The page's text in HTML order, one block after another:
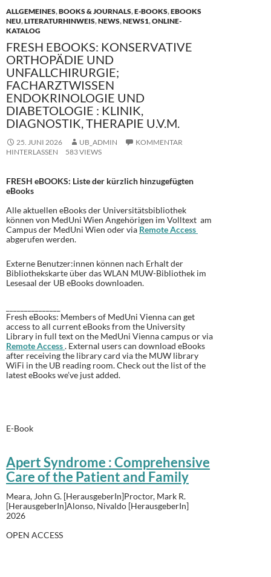
k
ALLGEMEINES,BOOKS & JOURNALS,E-BOOKS,EBOOKS
NEU,LITERATURHINWEIS,NEWS,NEWS1,ONLINE-
KATALOG
FRESH EBOOKS: KONSERVATIVE
ORTHOPÄDIE UND
UNFALLCHIRURGIE;
FACHARZTWISSEN
ENDOKRINOLOGIE UND
DIABETOLOGIE : KLINIK,
DIAGNOSTIK, THERAPIE U.V.M.
25. JUNI 2026 UB_ADMIN
KOMMENTAR
HINTERLASSEN
583 VIEWS
FRESH eBOOKS: Liste der kürzlich hinzugefügten
eBooks
Alle aktuellen eBooks der Universitätsbibliothek
können von MedUni Wien Angehörigen im Volltext am
Campus der MedUni Wien oder via Remote Access
abgerufen werden.
Externe Benutzer:innen können nach Erhalt der
Bibliothekskarte über das WLAN MUW-Bibliothek im
Lesesaal der UB eBooks downloaden.
Fresh eBooks: Members of MedUni Vienna can get
access to all current eBooks from the University
Library in full text on the MedUni Vienna campus or via
Remote Access. External users can download eBooks
after receiving the library card via the MUW library
WiFi in the UB reading room.Check out the list of the
latest eBooks we’ve just added.
E-Book
Apert Syndrome : Comprehensive
Care of the Patient and Family
Meara, John G. [HerausgeberIn]Proctor, Mark R.
[HerausgeberIn]Alonso, Nivaldo [HerausgeberIn]
2026
OPEN ACCESS